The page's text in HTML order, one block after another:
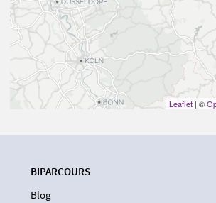
Leaflet | ©
BIPARCOURS
Blog